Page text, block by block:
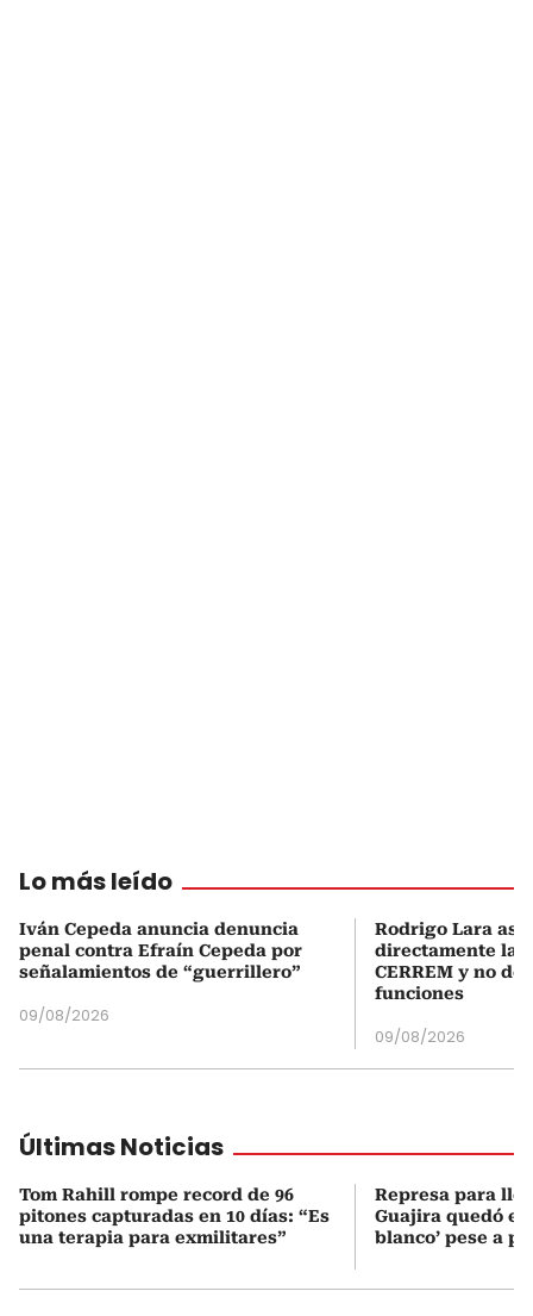
Lo más leído
Iván Cepeda anuncia denuncia
penal contra Efraín Cepeda por
señalamientos de “guerrillero”
09/08/2026
Rodrigo Lara
directamente la
CERREM y no
funciones
09/08/2026
Últimas Noticias
Tom Rahill rompe record de 96
pitones capturadas en 10 días: “Es
una terapia para exmilitares”
Represa para
Guajira quedó en
blanco’ pese a